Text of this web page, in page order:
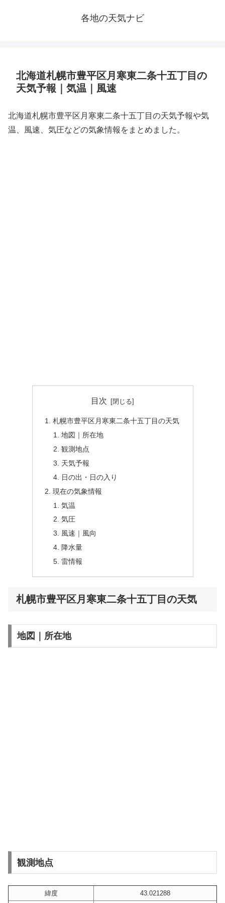
各地の天気ナビ
北海道札幌市豊平区月寒東二条十五丁目の
天気予報｜気温｜風速
北海道札幌市豊平区月寒東二条十五丁目の天気予報や気
温、風速、気圧などの気象情報をまとめました。
目次
札幌市豊平区月寒東二条十五丁目の天気
地図｜所在地
観測地点
天気予報
日の出・日の入り
現在の気象情報
気温
気圧
風速｜風向
降水量
雷情報
札幌市豊平区月寒東二条十五丁目の天気
地図｜所在地
観測地点
緯度 43.021288